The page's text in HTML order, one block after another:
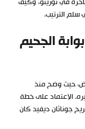
سلم الترتيب.
الجحيم
حيث وضح منذ
الاعتماد على خطة
جوناثان ديفيد كان